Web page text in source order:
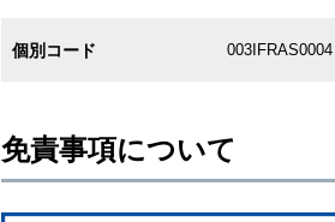
個別コード 003IFRAS0004
免責事項について
※新品・未使用品の商品画像は、同一モデルの